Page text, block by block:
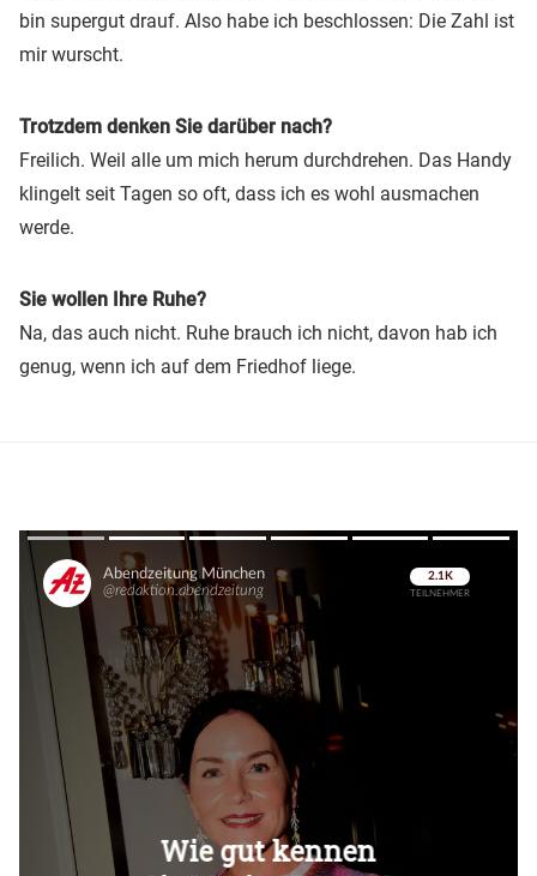
bin supergut drauf. Also habe ich beschlossen: Die Zahl ist
mir wurscht.
Trotzdem denken Sie darüber nach?
Freilich. Weil alle um mich herum durchdrehen. Das Handy
klingelt seit Tagen so oft, dass ich es wohl ausmachen
werde.
Sie wollen Ihre Ruhe?
Na, das auch nicht. Ruhe brauch ich nicht, davon hab ich
genug, wenn ich auf dem Friedhof liege.
Überspringen